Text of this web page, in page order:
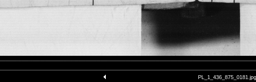
PL_1_436_875_0181.jpg